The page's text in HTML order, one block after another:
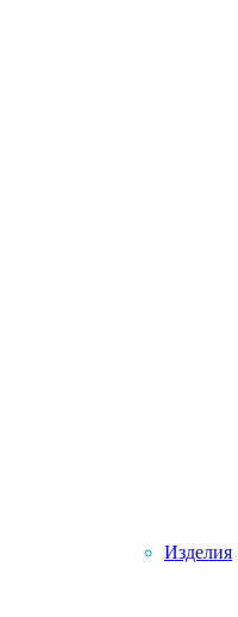
Изделия